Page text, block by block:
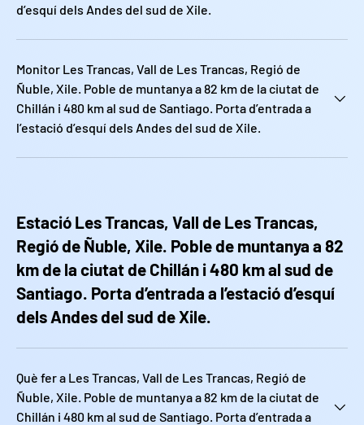
d’esquí dels Andes del sud de Xile.
Monitor Les Trancas, Vall de Les Trancas, Regió de
Ñuble, Xile. Poble de muntanya a 82 km de la ciutat de
Chillán i 480 km al sud de Santiago. Porta d’entrada a
l’estació d’esquí dels Andes del sud de Xile.
Estació Les Trancas, Vall de Les Trancas,
Regió de Ñuble, Xile. Poble de muntanya a 82
km de la ciutat de Chillán i 480 km al sud de
Santiago. Porta d’entrada a l’estació d’esquí
dels Andes del sud de Xile.
Què fer a Les Trancas, Vall de Les Trancas, Regió de
Ñuble, Xile. Poble de muntanya a 82 km de la ciutat de
Chillán i 480 km al sud de Santiago. Porta d’entrada a